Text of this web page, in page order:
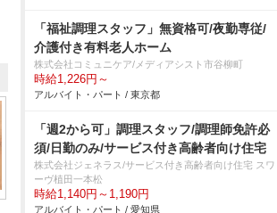
「福祉調理スタッフ」無資格可/夜勤専従/
介護付き有料老人ホーム
株式会社コミュニケア/メディアシスト市谷柳町
時給1,226円～
アルバイト・パート / 東京都
「週2から可」調理スタッフ/調理師免許必
須/日勤のみ/サービス付き高齢者向け住宅
株式会社ジェネラス/サービス付き高齢者向け住宅 スワ
ーヴ植田一本松
時給1,140円～1,190円
アルバイト・パート / 愛知県